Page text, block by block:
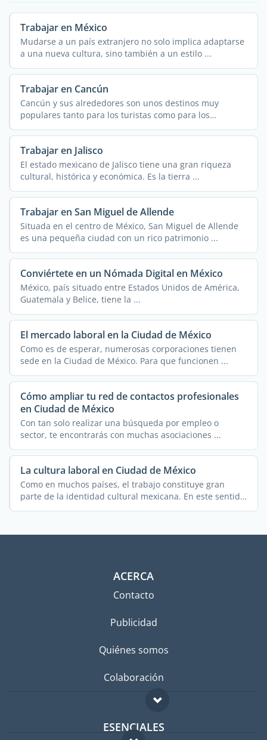
Trabajar en México
Mudarse a un país extranjero no solo implica adaptarse
a una nueva cultura, sino también a un estilo ...
Trabajar en Cancún
Cancún y sus alrededores son unos destinos muy
populares tanto para los turistas como para los
expatriados. ...
Trabajar en Jalisco
El estado mexicano de Jalisco tiene una gran riqueza
cultural, histórica y económica. Es la tierra ...
Trabajar en San Miguel de Allende
Situada en el centro de México, San Miguel de Allende
es una pequeña ciudad con un rico patrimonio ...
Conviértete en un Nómada Digital en México
México, país situado entre Estados Unidos de América,
Guatemala y Belice, tiene la ...
El mercado laboral en la Ciudad de México
Como es de esperar, numerosas corporaciones tienen
sede en la Ciudad de México. Para que funcionen ...
Cómo ampliar tu red de contactos profesionales
en Ciudad de México
Con tan solo realizar una búsqueda por empleo o
sector, te encontrarás con muchas asociaciones ...
La cultura laboral en Ciudad de México
Como en muchos países, el trabajo constituye gran
parte de la identidad cultural mexicana. En este sentido
se ...
ACERCA
Contacto
Publicidad
Quiénes somos
Colaboración
ESENCIALES